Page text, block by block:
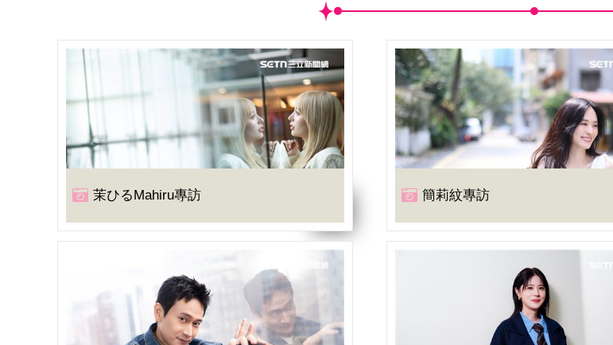
(13/52)劉宇珊三立新聞網專訪專訪。（記者邱榮吉/攝影）
茉ひるMahiru專訪 簡莉紋專訪